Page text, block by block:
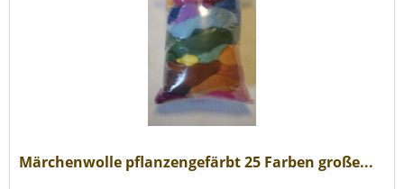
Märchenwolle pflanzengefärbt 25 Farben große...